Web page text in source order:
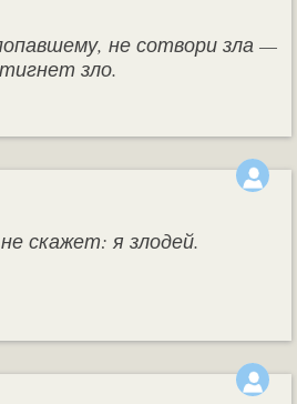
не сотвори зла —
зло.
скажет: я злодей.